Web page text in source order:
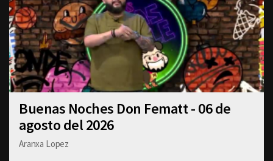
Buenas Noches Don Fematt - 06 de
agosto del 2026
Aranxa Lopez